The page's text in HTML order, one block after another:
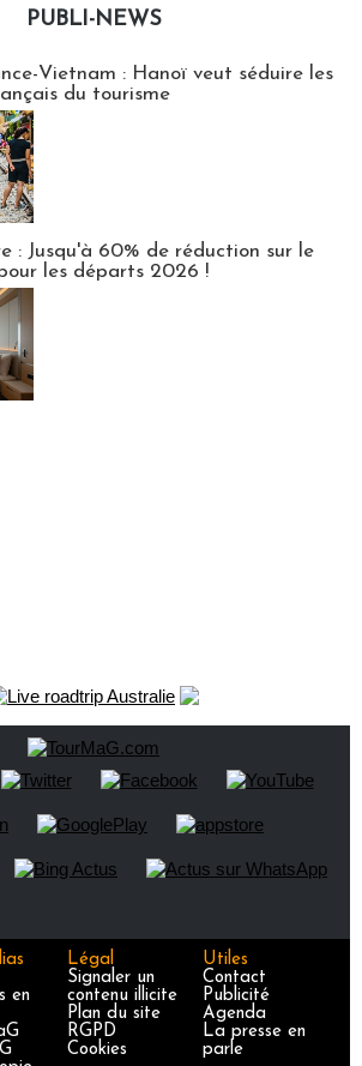
PUBLI-NEWS
Vietnam : Hanoï veut séduire les
du tourisme
: Jusqu'à 60% de réduction sur le
les départs 2026 !
en
Légal
Signaler un
contenu illicite
Plan du site
RGPD
Cookies
Utiles
Contact
Publicité
Agenda
La presse en
parle